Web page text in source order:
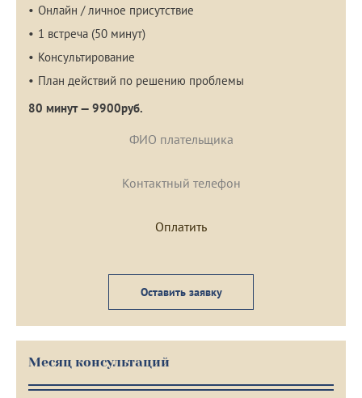
Онлайн / личное присутствие
1 встреча (50 минут)
Консультирование
План действий по решению проблемы
80 минут — 9900руб.
Оставить заявку
Месяц консультаций